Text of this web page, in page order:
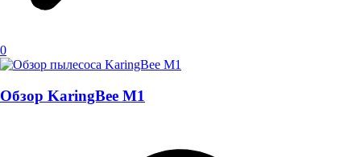
0
Обзор KaringBee M1